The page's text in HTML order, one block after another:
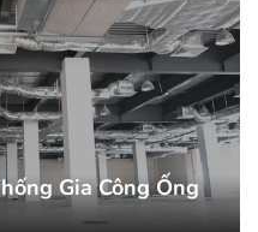
Gia Công Ống